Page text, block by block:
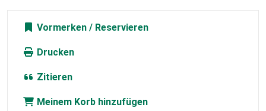
Vormerken
Drucken
Zitieren
Meinem Korb hinzufügen